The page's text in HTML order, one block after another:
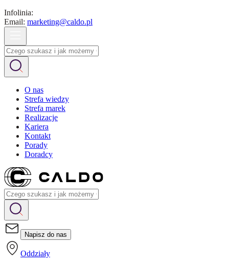
Infolinia:
Email: marketing@caldo.pl
O nas
Strefa wiedzy
Strefa marek
Realizacje
Kariera
Kontakt
Porady
Doradcy
Napisz do nas
Oddziały